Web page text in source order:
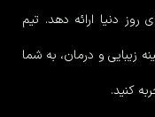
روز دنیا ارائه دهد. تیم
و درمان، به شما
کنید.